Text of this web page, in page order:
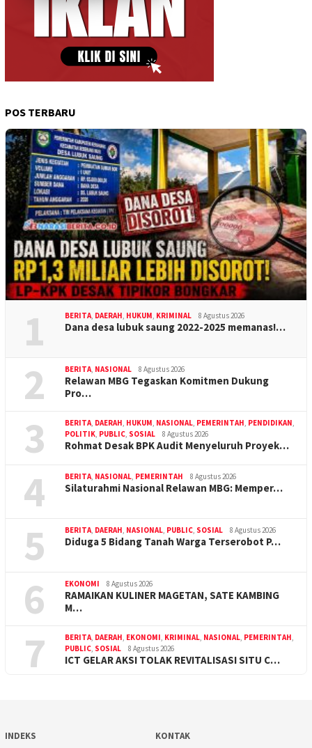
POS TERBARU
1 BERITA, DAERAH, HUKUM, KRIMINAL 8 Agustus 2026
Dana desa lubuk saung 2022-2025 memanas!…
2 BERITA, NASIONAL 8 Agustus 2026
Relawan MBG Tegaskan Komitmen Dukung
Pro…
3 BERITA, DAERAH, HUKUM, NASIONAL, PEMERINTAH, PENDIDIKAN,
POLITIK, PUBLIC, SOSIAL 8 Agustus 2026
Rohmat Desak BPK Audit Menyeluruh Proyek…
4 BERITA, NASIONAL, PEMERINTAH 8 Agustus 2026
Silaturahmi Nasional Relawan MBG: Memper…
5 BERITA, DAERAH, NASIONAL, PUBLIC, SOSIAL 8 Agustus 2026
Diduga 5 Bidang Tanah Warga Terserobot P…
6 EKONOMI 8 Agustus 2026
RAMAIKAN KULINER MAGETAN, SATE KAMBING
M…
7 BERITA, DAERAH, EKONOMI, KRIMINAL, NASIONAL, PEMERINTAH,
PUBLIC, SOSIAL 8 Agustus 2026
ICT GELAR AKSI TOLAK REVITALISASI SITU C…
INDEKS KONTAK